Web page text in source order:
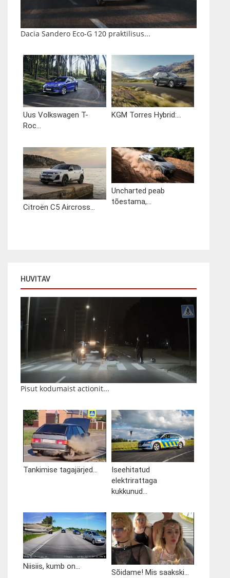
Dacia Sandero Eco-G 120 praktilisus...
Uus Volkswagen T-
Roc...
KGM Torres Hybrid:...
Citroën C5 Aircross...
Uncharted peab
tõestama,...
HUVITAV
Pisut kodumaist actionit...
Tankimise tagajärjed...
Iseehitatud
elektrirattaga
kukkunud...
Niisiis, kumb on...
Sõidame! Mis saakski...